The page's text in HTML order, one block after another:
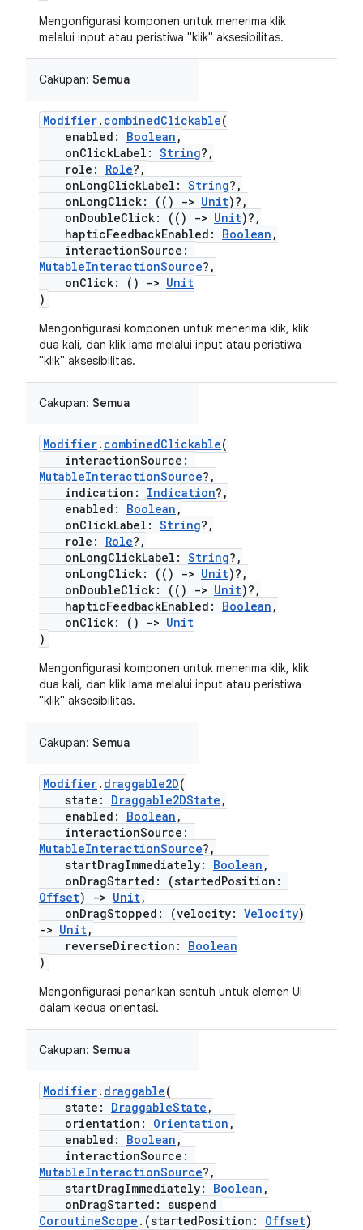
Mengonfigurasi komponen untuk menerima klik
melalui input atau peristiwa "klik" aksesibilitas.
Cakupan: Semua
Modifier. combinedClickable(
enabled: Boolean ,
onClickLabel: String?,
role: Role?,
onLongClickLabel: String?,
onLongClick: (()
-> Unit)?,
onDoubleClick: (()
-> Unit)?,
hapticFeedbackEnabled: Boolean ,
interactionSource:
MutableInteractionSource?,
onClick: ()
-> Unit
)
Mengonfigurasi komponen untuk menerima klik, klik
dua kali, dan klik lama melalui input atau peristiwa
"klik" aksesibilitas.
Cakupan: Semua
Modifier. combinedClickable(
interactionSource:
MutableInteractionSource?,
indication: Indication?,
enabled: Boolean ,
onClickLabel: String?,
role: Role?,
onLongClickLabel: String?,
onLongClick: (()
-> Unit)?,
onDoubleClick: (()
-> Unit)?,
hapticFeedbackEnabled: Boolean ,
onClick: ()
-> Unit
)
Mengonfigurasi komponen untuk menerima klik, klik
dua kali, dan klik lama melalui input atau peristiwa
"klik" aksesibilitas.
Cakupan: Semua
Modifier. draggable2D(
state: Draggable2DState ,
enabled: Boolean ,
interactionSource:
MutableInteractionSource?,
startDragImmediately: Boolean ,
onDragStarted: (startedPosition:
Offset) -> Unit,
onDragStopped: (velocity: Velocity)
-> Unit,
reverseDirection: Boolean
)
Mengonfigurasi penarikan sentuh untuk elemen UI
dalam kedua orientasi.
Cakupan: Semua
Modifier. draggable(
state: DraggableState ,
orientation: Orientation ,
enabled: Boolean ,
interactionSource:
MutableInteractionSource?,
startDragImmediately: Boolean ,
onDragStarted: suspend
CoroutineScope .(startedPosition: Offset)